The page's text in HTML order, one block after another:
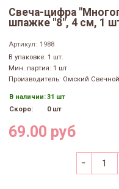
Свеча-цифра
шпажке "8", 4 см, 1
Артикул: 1988
В упаковке: 1 шт.
Мин. партия: 1 шт
Производитель: Омский
В наличии:31 шт
Скоро:
0 шт
69.00 руб